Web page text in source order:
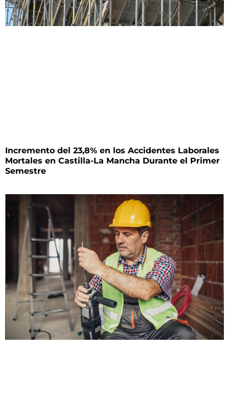
Incremento del 23,8% en los Accidentes Laborales
Mortales en Castilla-La Mancha Durante el Primer
Semestre